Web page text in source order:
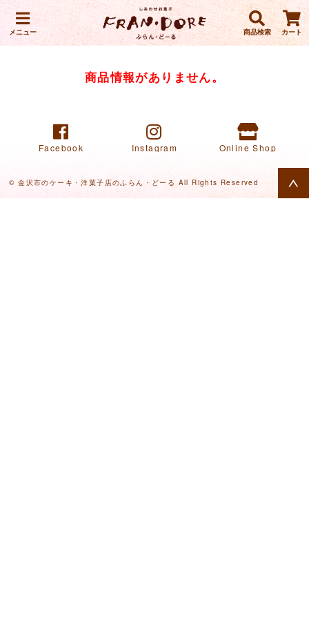
メニュー 商品検索 カート
商品情報がありません。
Facebook Instagram Online Shop
© 金沢市のケーキ・洋菓子店のふらん・どーる All Rights Reserved